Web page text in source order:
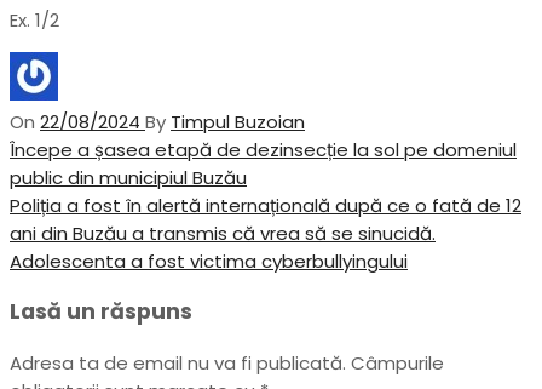
Ex. 1/2
On 22/08/2024 By Timpul Buzoian
Navigare
în
articole
Previous
Post
Începe a șasea etapă de dezinsecție la sol pe domeniul
public din municipiul Buzău
Next
Post
Poliția a fost în alertă internațională după ce o fată de 12
ani din Buzău a transmis că vrea să se sinucidă.
Adolescenta a fost victima cyberbullyingului
Lasă un răspuns
Adresa ta de email nu va fi publicată. Câmpurile